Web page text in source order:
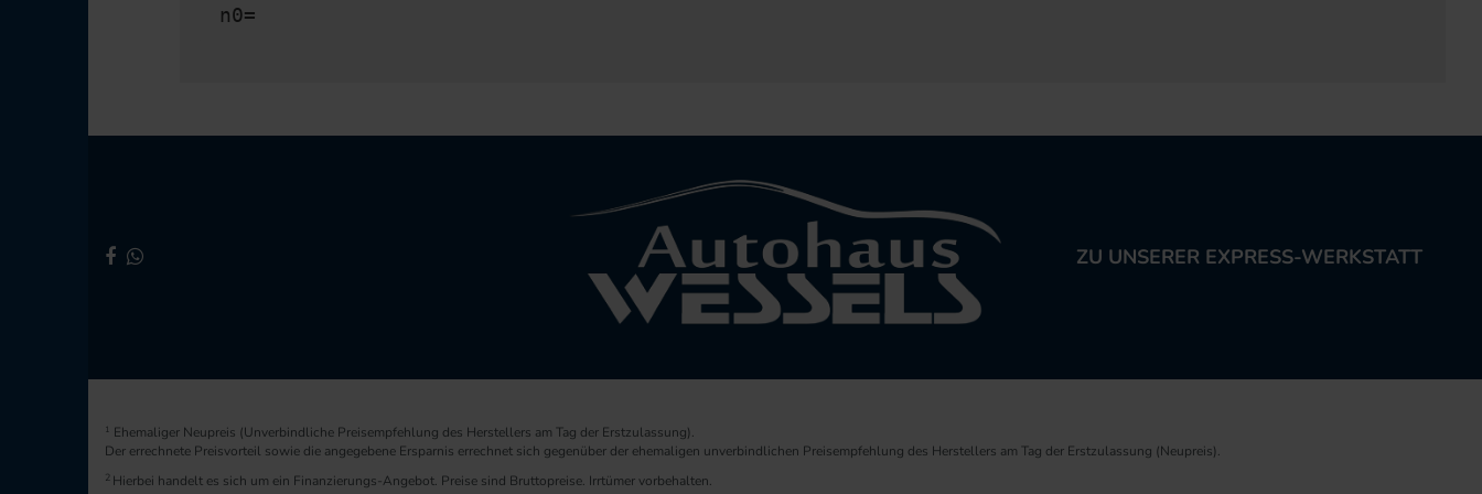
n0=
ZU UNSERER EXPRESS-WERKSTATT
1 Ehemaliger Neupreis (Unverbindliche Preisempfehlung des Herstellers am Tag der Erstzulassung).
Der errechnete Preisvorteil sowie die angegebene Ersparnis errechnet sich gegenüber der ehemaligen unverbindlichen Preisempfehlung des Herstellers am Tag der Erstzulassung (Neupreis).
2 Hierbei handelt es sich um ein Finanzierungs-Angebot. Preise sind Bruttopreise. Irrtümer vorbehalten.